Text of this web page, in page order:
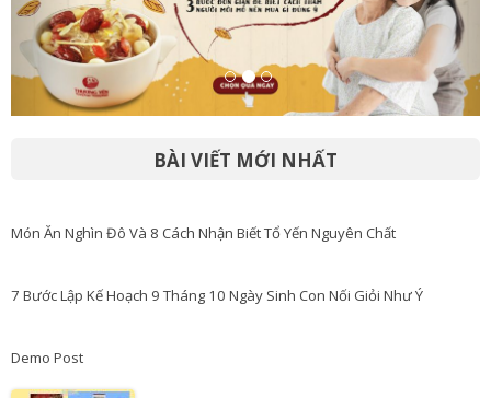
BÀI VIẾT MỚI NHẤT
Món Ăn Nghìn Đô Và 8 Cách Nhận Biết Tổ Yến Nguyên Chất
7 Bước Lập Kế Hoạch 9 Tháng 10 Ngày Sinh Con Nối Giỏi Như Ý
Demo Post